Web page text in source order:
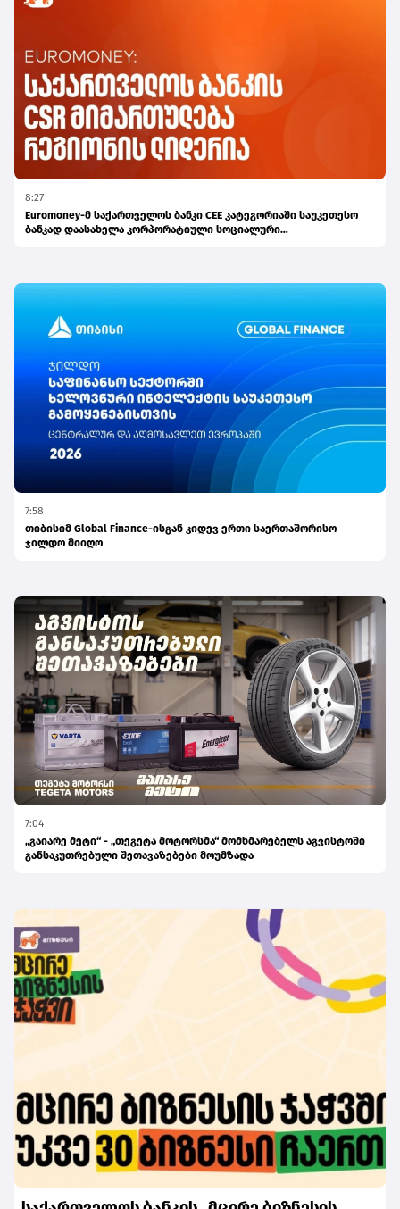
8:27
Euromoney-მ საქართველოს ბანკი CEE კატეგორიაში საუკეთესო
ბანკად დაასახელა კორპორატიული სოციალური
7:58
თიბისიმ Global Finance-ისგან კიდევ ერთი საერთაშორისო
ჯილდო მიიღო
7:04
„გაიარე მეტი“ - „თეგეტა მოტორსმა“ მომხმარებელს აგვისტოში
განსაკუთრებული შეთავაზებები მოუმზადა